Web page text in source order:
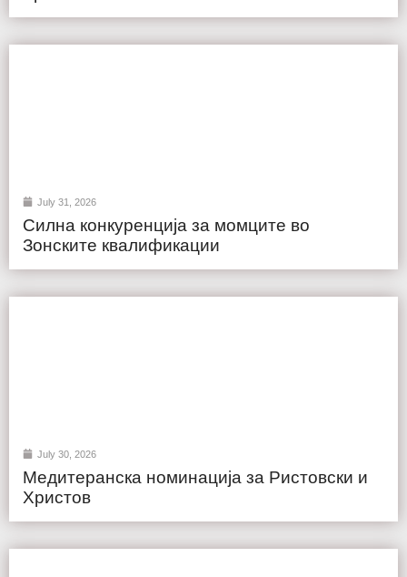
July 31, 2026
Силна конкуренција за момците во
Зонските квалификации
July 30, 2026
Медитеранска номинација за Ристовски и
Христов